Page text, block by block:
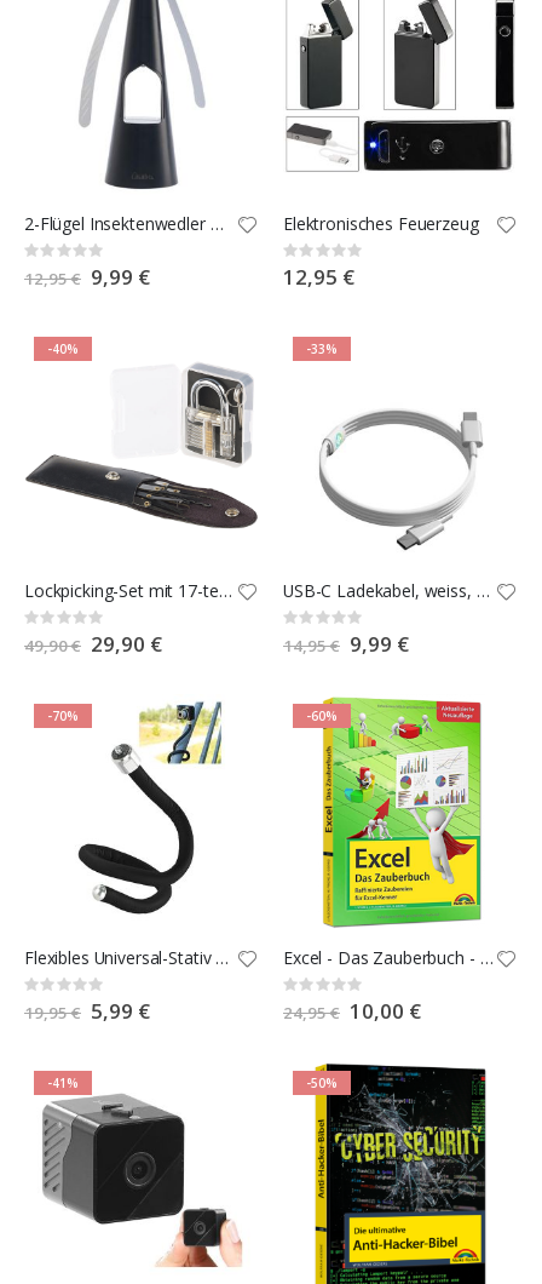
2-Flügel Insektenwedler mit LED-Beleuchtung
Rating:
0%
12,95 € Special
Price
9,99 €
Elektronisches Feuerzeug
Rating:
0%
12,95 €
-40%
Lockpicking-Set mit 17-teiliger Dietrich-Tasche und Übungs-Schloss
Rating:
0%
49,90 € Special
Price
29,90 €
-33%
USB-C Ladekabel, weiss, 1,5 m
Rating:
0%
14,95 € Special
Price
9,99 €
-70%
Flexibles Universal-Stativ für Kompakt-Kameras
Rating:
0%
19,95 € Special
Price
5,99 €
-60%
Excel - Das Zauberbuch - aktualisierte Auflage!
Rating:
0%
24,95 € Special
Price
10,00 €
-41% -50%